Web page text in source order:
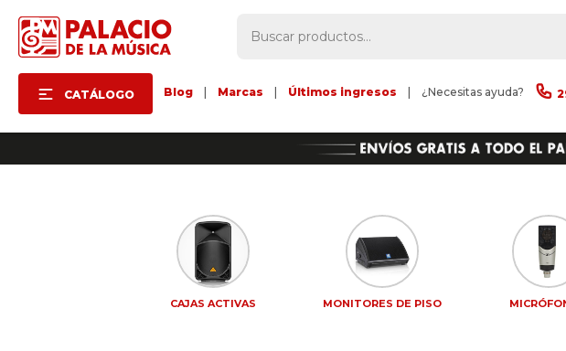
CATÁLOGO Blog Marcas Últimos ingresos ¿Necesitas ayuda?
CAJAS ACTIVAS MONITORES DE PISO